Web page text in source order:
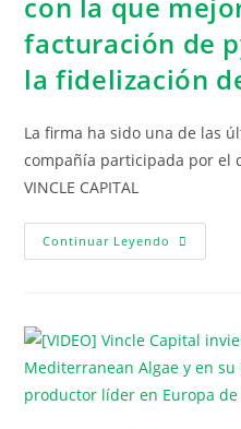
facturación de
la fidelización
La firma ha sido una de las
compañía participada por el
VINCLE CAPITAL
Continuar Leyendo